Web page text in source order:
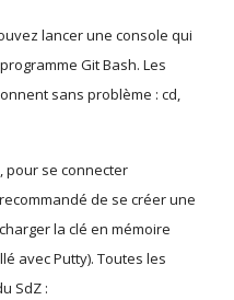
lancer une console qui
Git Bash. Les
sans problème : cd,
pour se connecter
de se créer une
la clé en mémoire
avec Putty). Toutes les